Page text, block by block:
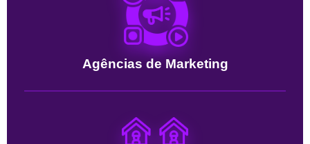
Agências de Marketing